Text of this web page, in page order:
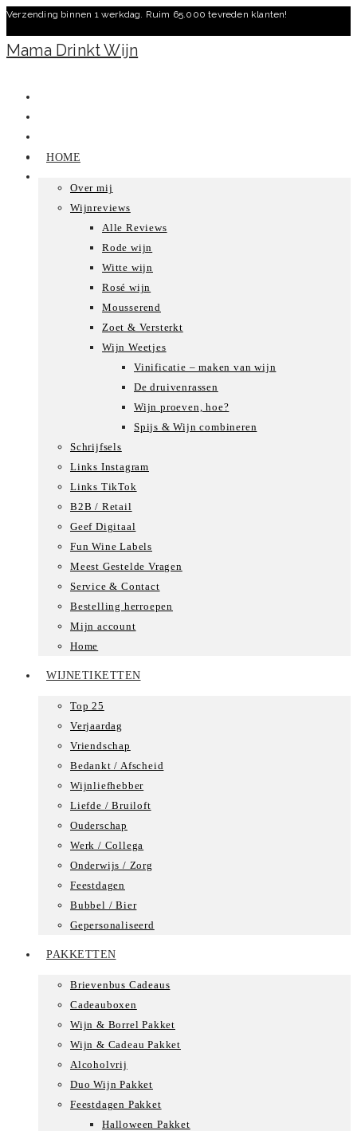
Ga
naar
inhoud
Verzending binnen 1 werkdag. Ruim 65.000 tevreden klanten!
Mama Drinkt Wijn
HOME
Over mij
Wijnreviews
Alle Reviews
Rode wijn
Witte wijn
Rosé wijn
Mousserend
Zoet & Versterkt
Wijn Weetjes
Vinificatie – maken van wijn
De druivenrassen
Wijn proeven, hoe?
Spijs & Wijn combineren
Schrijfsels
Links Instagram
Links TikTok
B2B / Retail
Geef Digitaal
Fun Wine Labels
Meest Gestelde Vragen
Service & Contact
Bestelling herroepen
Mijn account
Home
WIJNETIKETTEN
Top 25
Verjaardag
Vriendschap
Bedankt / Afscheid
Wijnliefhebber
Liefde / Bruiloft
Ouderschap
Werk / Collega
Onderwijs / Zorg
Feestdagen
Bubbel / Bier
Gepersonaliseerd
PAKKETTEN
Brievenbus Cadeaus
Cadeauboxen
Wijn & Borrel Pakket
Wijn & Cadeau Pakket
Alcoholvrij
Duo Wijn Pakket
Feestdagen Pakket
Halloween Pakket